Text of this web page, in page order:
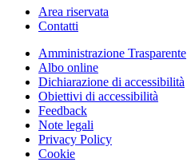
Area riservata
Contatti
Amministrazione Trasparente
Albo online
Dichiarazione di accessibilità
Obiettivi di accessibilità
Feedback
Note legali
Privacy Policy
Cookie